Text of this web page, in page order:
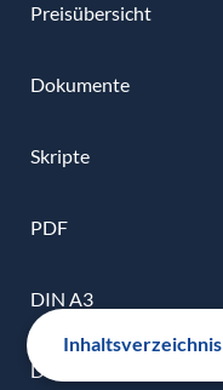
Inhaltsverzeichnis
Preisübersicht
Dokumente
Skripte
PDF
DIN A3
DIN A4